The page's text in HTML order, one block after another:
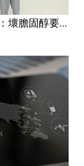
壞膽固醇要...